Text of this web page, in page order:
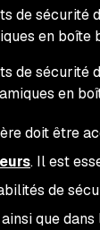
de sécurité
en boîte
de sécurité
en
doit être
. Il est
de
que